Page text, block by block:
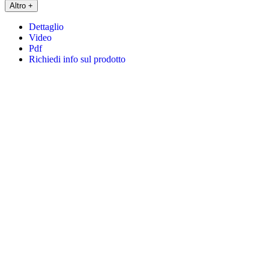
Altro +
Dettaglio
Video
Pdf
Richiedi info sul prodotto